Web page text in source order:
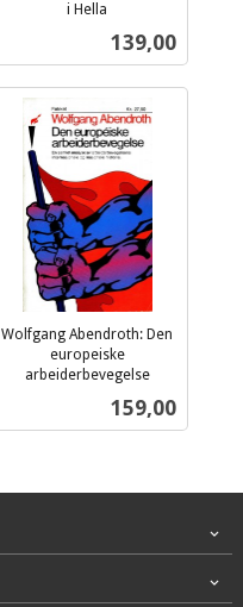
i Hella
Pris
139,00
Wolfgang Abendroth: Den
europeiske
arbeiderbevegelse
Pris
159,00